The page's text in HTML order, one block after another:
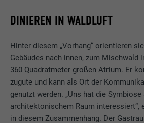
DINIEREN IN WALDLUFT
Hinter diesem „Vorhang“ orientieren
Gebäudes nach innen, zum Mischwald
360 Quadratmeter großen Atrium. Er
zugute und kann als Ort der
genutzt werden. „Uns hat die
architektonischem Raum interessiert“,
in diesem Zusammenhang. Der